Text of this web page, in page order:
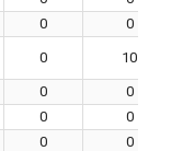
0 0
0 10
0
0
0
0
0
0